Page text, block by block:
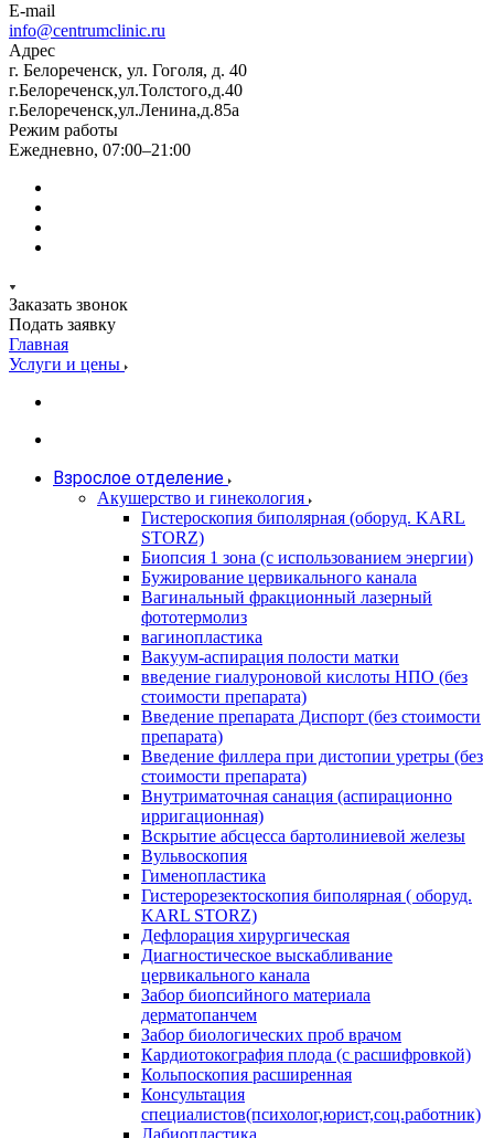
E-mail
info@centrumclinic.ru
Адрес
г. Белореченск, ул. Гоголя, д. 40
г.Белореченск,ул.Толстого,д.40
г.Белореченск,ул.Ленина,д.85а
Режим работы
Ежедневно, 07:00–21:00
Заказать звонок
Подать заявку
Главная
Услуги и цены
Взрослое отделение
Акушерство и гинекология
Гистероскопия биполярная (оборуд. KARL
STORZ)
Биопсия 1 зона (с использованием энергии)
Бужирование цервикального канала
Вагинальный фракционный лазерный
фототермолиз
вагинопластика
Вакуум-аспирация полости матки
введение гиалуроновой кислоты НПО (без
стоимости препарата)
Введение препарата Диспорт (без стоимости
препарата)
Введение филлера при дистопии уретры (без
стоимости препарата)
Внутриматочная санация (аспирационно
ирригационная)
Вскрытие абсцесса бартолиниевой железы
Вульвоскопия
Гименопластика
Гистерорезектоскопия биполярная ( оборуд.
KARL STORZ)
Дефлорация хирургическая
Диагностическое выскабливание
цервикального канала
Забор биопсийного материала
дерматопанчем
Забор биологических проб врачом
Кардиотокография плода (с расшифровкой)
Кольпоскопия расширенная
Консультация
специалистов(психолог,юрист,соц.работник)
Лабиопластика